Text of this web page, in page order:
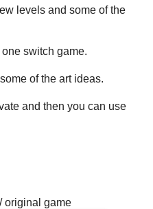
levels and some of the
switch game.
of the art ideas.
and then you can use
original game